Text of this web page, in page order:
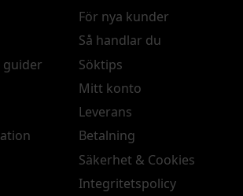
För nya kunder
Så handlar du
Söktips
Mitt konto
Leverans
Betalning
Säkerhet & Cookies
Integritetspolicy